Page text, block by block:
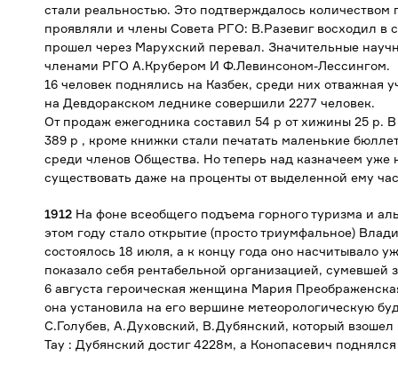
стали реальностью. Это подтверждалось
проявляли и члены Совета РГО: В.Разевиг восходил
прошел через Марухский перевал. Значительные
членами РГО А.Крубером И Ф.Левинсоном-Лессингом.
16 человек поднялись на Казбек, среди них
на Девдоракском леднике совершили 2277 человек.
От продаж ежегодника составил 54 р от хижины 25 р.
389 р , кроме книжки стали печатать маленькие
среди членов Общества. Но теперь над казначеем
существовать даже на проценты от выделенной ему
1912 На фоне всеобщего подъема горного туризма и
этом году стало открытие (просто триумфальное)
состоялось 18 июля, а к концу года оно насчитывало
показало себя рентабельной организацией, сумевшей
6 августа героическая женщина Мария
она установила на его вершине метеорологическую
С.Голубев, А.Духовский, В.Дубянский, который
Тау : Дубянский достиг 4228м, а Конопасевич